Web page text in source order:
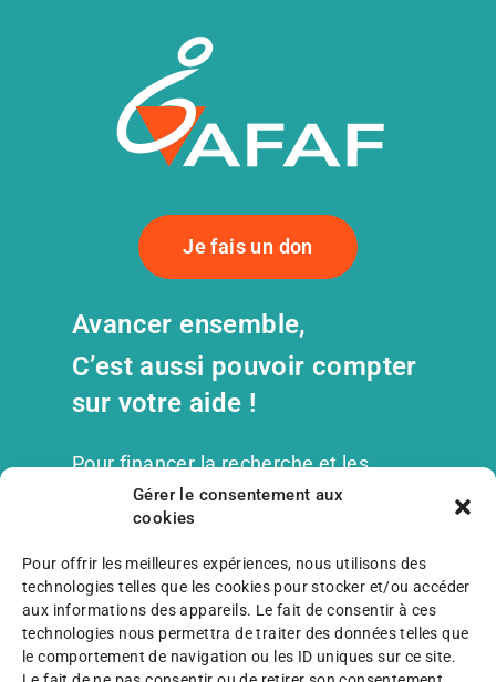
Gérer le consentement aux
cookies
Pour offrir les meilleures expériences, nous utilisons des
technologies telles que les cookies pour stocker et/ou accéder
aux informations des appareils. Le fait de consentir à ces
technologies nous permettra de traiter des données telles que
le comportement de navigation ou les ID uniques sur ce site.
Je fais un don
Avancer ensemble,
C’est aussi pouvoir compter
sur votre aide !
Pour financer la recherche et les
services de l’association, nous nous
appuyons sur un réseau de solidarité
Grâce à vos dons*, vous permettez à
l’association de poursuivre ses
actions.